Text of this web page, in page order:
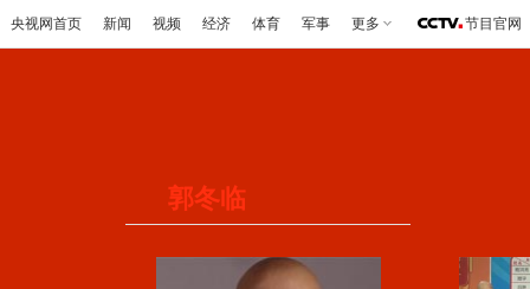
央视网首页 新闻 视频 经济 体育 军事 更多 节目官网
郭冬临